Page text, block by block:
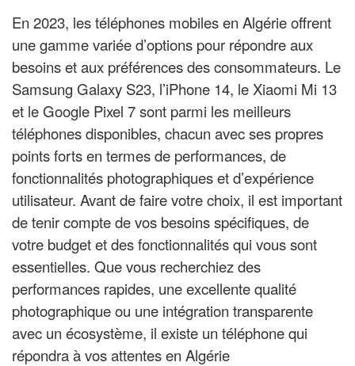
En 2023, les téléphones mobiles en Algérie offrent
une gamme variée d’options pour répondre aux
besoins et aux préférences des consommateurs. Le
Samsung Galaxy S23, l’iPhone 14, le Xiaomi Mi 13
et le Google Pixel 7 sont parmi les meilleurs
téléphones disponibles, chacun avec ses propres
points forts en termes de performances, de
fonctionnalités photographiques et d’expérience
utilisateur. Avant de faire votre choix, il est important
de tenir compte de vos besoins spécifiques, de
votre budget et des fonctionnalités qui vous sont
essentielles. Que vous recherchiez des
performances rapides, une excellente qualité
photographique ou une intégration transparente
avec un écosystème, il existe un téléphone qui
répondra à vos attentes en Algérie